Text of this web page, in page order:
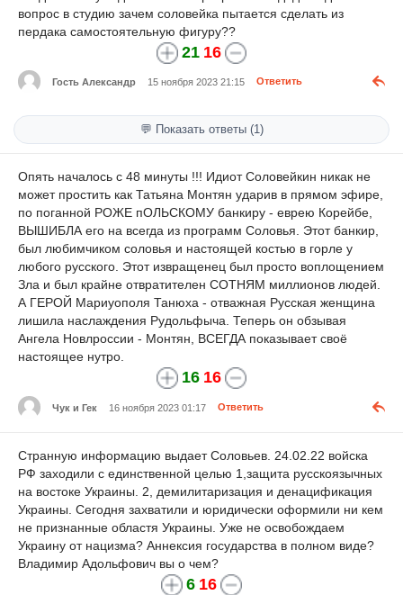
вопрос в студию зачем соловейка пытается сделать из
пердака самостоятельную фигуру??
21 16
Гость Александр 15 ноября 2023 21:15 Ответить
💬 Показать ответы (1)
Опять началось с 48 минуты !!! Идиот Соловейкин никак не
может простить как Татьяна Монтян ударив в прямом эфире,
по поганной РОЖЕ пОЛЬСКОМУ банкиру - еврею Корейбе,
ВЫШИБЛА его на всегда из программ Соловья. Этот банкир,
был любимчиком соловья и настоящей костью в горле у
любого русского. Этот извращенец был просто воплощением
Зла и был крайне отвратителен СОТНЯМ миллионов людей.
А ГЕРОЙ Мариуополя Танюха - отважная Русская женщина
лишила наслаждения Рудольфыча. Теперь он обзывая
Ангела Новлроссии - Монтян, ВСЕГДА показывает своё
настоящее нутро.
16 16
Чук и Гек 16 ноября 2023 01:17 Ответить
Странную информацию выдает Соловьев. 24.02.22 войска
РФ заходили с единственной целью 1,защита русскоязычных
на востоке Украины. 2, демилитаризация и денацификация
Украины. Сегодня захватили и юридически оформили ни кем
не признанные областя Украины. Уже не освобождаем
Украину от нацизма? Аннексия государства в полном виде?
Владимир Адольфович вы о чем?
6 16